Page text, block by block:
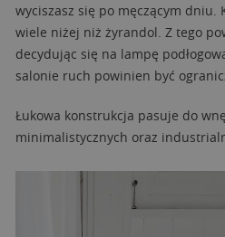
wyciszasz się po męczącym dniu.
wiele niżej niż żyrandol. Z tego
decydując się na lampę
salonie ruch powinien być
Łukowa konstrukcja pasuje do
minimalistycznych oraz